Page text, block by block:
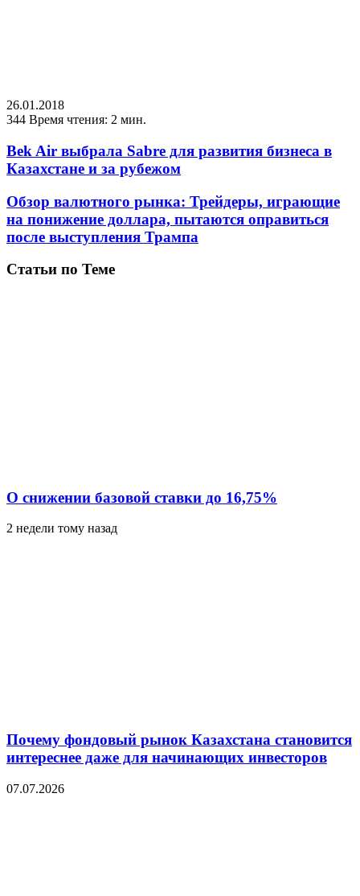
26.01.2018
344 Время чтения: 2 мин.
Bek Air выбрала Sabre для развития бизнеса в
Казахстане и за рубежом
Обзор валютного рынка: Трейдеры, играющие
на понижение доллара, пытаются оправиться
после выступления Трампа
Статьи по Теме
О снижении базовой ставки до 16,75%
2 недели тому назад
Почему фондовый рынок Казахстана становится
интереснее даже для начинающих инвесторов
07.07.2026